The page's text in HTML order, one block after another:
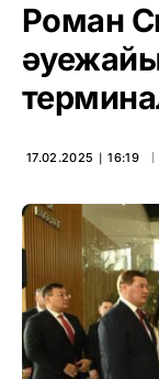
Роман
17.02.2025 ∣ 16:19